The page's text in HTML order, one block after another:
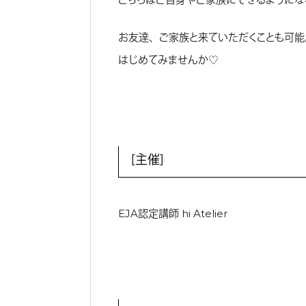
お友達、ご家族と来ていただくことも可
はじめてみませんか♡
［主催］
EJA認定講師 hi Atelier